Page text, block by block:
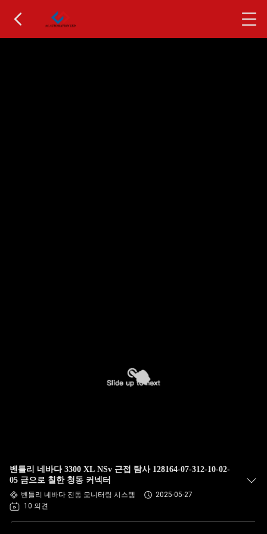
벤틀리 네바다 3300 XL NSv 근접 탐사 128164-07-312-10-02-
05 금으로 칠한 청동 커넥터
벤틀리 네바다 진동 모니터링 시스템
2025-05-27
10 의견